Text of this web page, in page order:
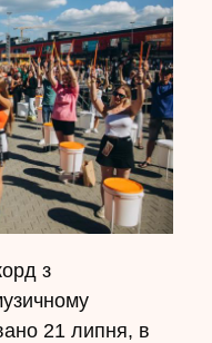
з
21 липня, в